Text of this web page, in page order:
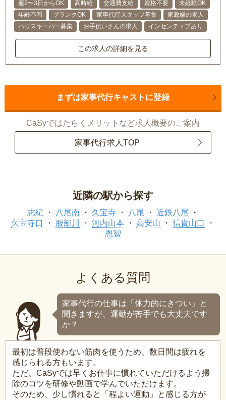
週2〜3日からOK 高時給 交通費支給 資格不要
未経験OK
年齢不問
ブランクOK 家事代行スタッフ募集
家政婦の求人
ハウスキーパー募集
お手伝いさんの求人 インセンティブあり
この求人の詳細を見る
まずは家事代行キャストに登録
CaSyではたらくメリットなど求人概要のご案内
家事代行求人TOP
近隣の駅から探す
志紀 八尾南 久宝寺 八尾
近鉄八尾
久宝寺口
服部川 河内山本 高安山
信貴山口
恩智
よくある質問
家事代行の仕事は「体力的にきつい」と
聞きますが、運動が苦手でも大丈夫です
か？
最初は普段使わない筋肉を使うため、数日間は疲れを
感じられる方もいます。
ただ、CaSyでは早くお仕事に慣れていただけるよう掃
除のコツを研修や動画で学んでいただけます。
そのため、少し慣れると「程よい運動」と感じる方が